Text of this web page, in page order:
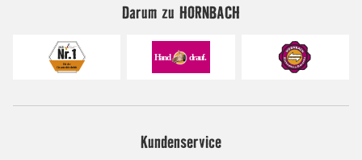
Darum zu HORNBACH
Kundenservice